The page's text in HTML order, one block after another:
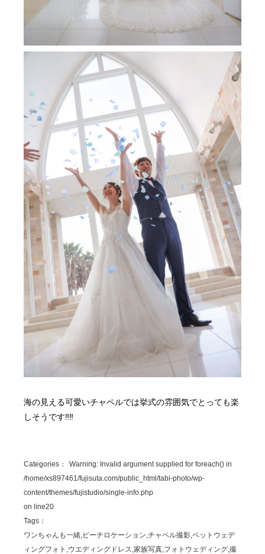
海の見える可愛いチャペルでは挙式の雰囲気でとっても楽
しそうです‼‼
Categories： Warning: Invalid argument supplied for foreach() in
/home/xs897461/fujisuta.com/public_html/tabi-photo/wp-
content/themes/fujistudio/single-info.php
on line20
Tags：
ワンちゃんも一緒,ビーチロケーション,チャペル撮影,ペットウェデ
ィングフォト,ウエディングドレス,家族写真,フォトウェディング,撮